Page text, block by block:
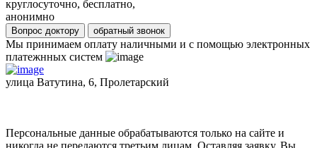
круглосуточно, бесплатно,
анонимно
Вопрос доктору обратный звонок
Мы принимаем оплату наличными и с помощью электронных
платежнных систем
улица Ватутина, 6, Пролетарский
Персональные данные обрабатываются только на сайте и
никогда не передаются третьим лицам. Оставляя заявку, Вы